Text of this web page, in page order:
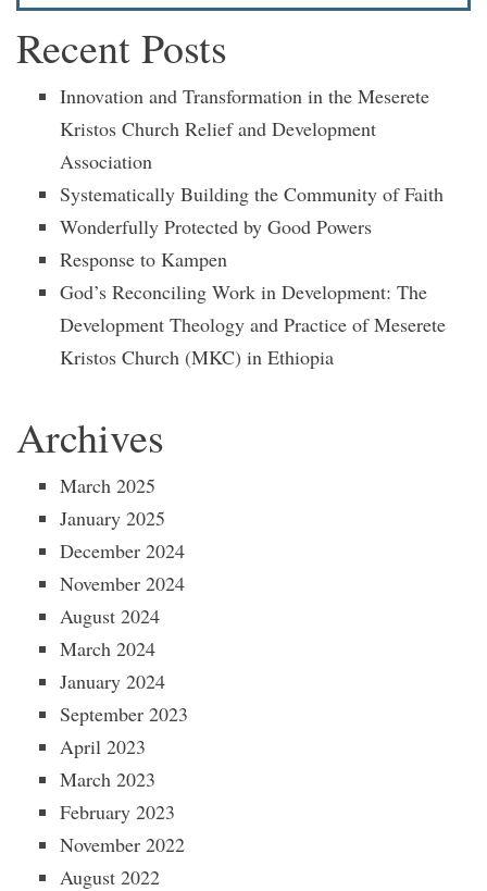
Recent Posts
Innovation and Transformation in the Meserete
Kristos Church Relief and Development
Association
Systematically Building the Community of Faith
Wonderfully Protected by Good Powers
Response to Kampen
God’s Reconciling Work in Development: The
Development Theology and Practice of Meserete
Kristos Church (MKC) in Ethiopia
Archives
March 2025
January 2025
December 2024
November 2024
August 2024
March 2024
January 2024
September 2023
April 2023
March 2023
February 2023
November 2022
August 2022